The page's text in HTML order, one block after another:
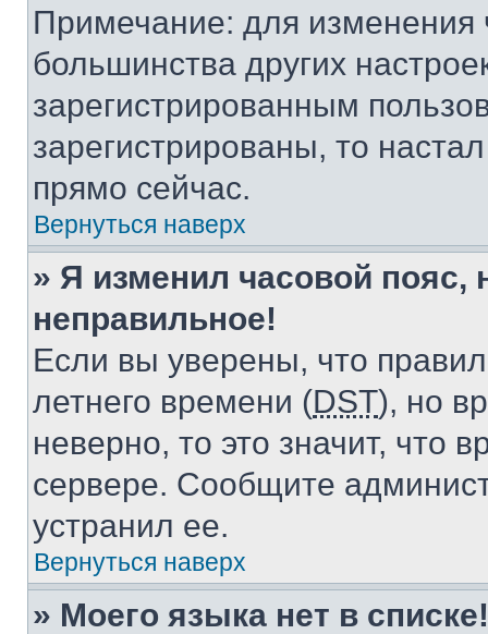
Примечание: для изменения
большинства других
зарегистрированным
зарегистрированы, то
прямо сейчас.
Вернуться наверх
» Я изменил часовой пояс,
неправильное!
Если вы уверены, что
летнего времени (DST), но
неверно, то это значит, что
сервере. Сообщите
устранил ее.
Вернуться наверх
» Моего языка нет в списке!